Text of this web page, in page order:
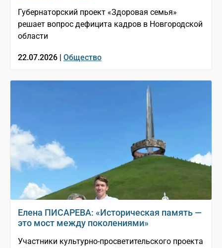
Губернаторский проект «Здоровая семья»
решает вопрос дефицита кадров в Новгородской
области
22.07.2026 | Общество
Елена ПИСАРЕВА: «Историческая память —
это мост между поколениями»
Участники культурно-просветительского проекта